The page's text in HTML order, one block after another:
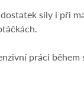
dostatek síly i při
práci během